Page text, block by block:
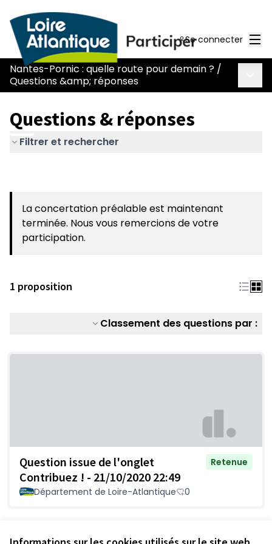
Se connecter
Nantes-Pornic : quelle route pour demain ? /
Questions &amp; réponses
Questions & réponses
Filtrer et rechercher
La concertation préalable est maintenant
terminée. Nous vous remercions de votre
participation.
1 proposition
Classement des questions par :
Question issue de l'onglet
Contribuez ! - 21/10/2020 22:49
Retenue
Département de Loire-Atlantique 0